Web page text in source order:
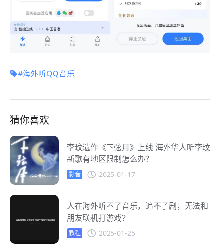
#海外听QQ音乐
猜你喜欢
李玟遗作《下弦月》上线 海外华人听李玟
新歌有地区限制怎么办？
影音 2025-01-17
人在海外听不了音乐，追不了剧，无法和
朋友联机打游戏？
教程 2025-01-25